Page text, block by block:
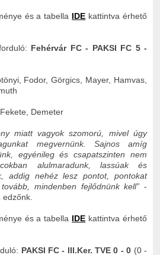
és a tabella IDE kattintva érhető
Fehérvár FC - PAKSI FC 5 -
Fodor, Görgics, Mayer, Hamvas,
Demeter
miatt vagyok szomorú, mivel úgy
megvernünk. Sajnos amíg
egyénileg és csapatszinten nem
alulmaradunk, lassúak és
addig nehéz lesz pontot, pontokat
mindenben fejlődnünk kell” -
edzőnk.
és a tabella IDE kattintva érhető
PAKSI FC - III.Ker. TVE 0 - 0 (0 -